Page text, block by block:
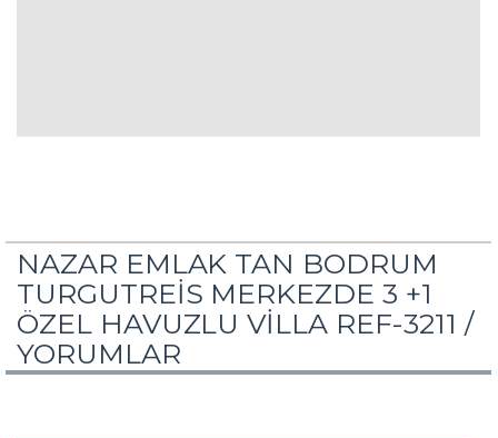
NAZAR EMLAK TAN BODRUM
TURGUTREİS MERKEZDE 3 +1
ÖZEL HAVUZLU VİLLA REF-3211 /
YORUMLAR